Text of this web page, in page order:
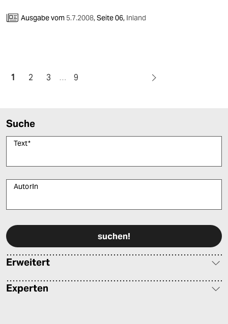
Ausgabe vom 5.7.2008,Seite 06, Inland
1 2 3 … 9
Suche
Text*
AutorIn
Erweitert
Experten